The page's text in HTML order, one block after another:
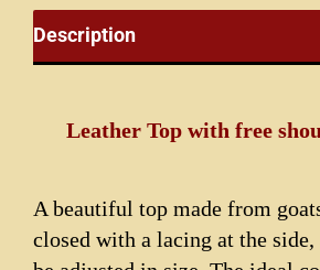
Description
Leather Top with free
A beautiful top made from
closed with a lacing at the